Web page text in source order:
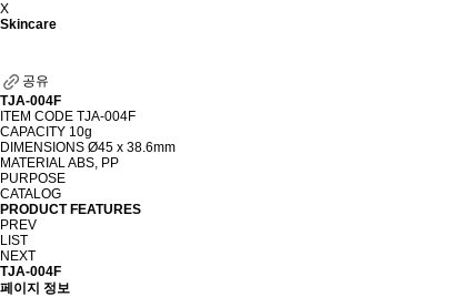
X
Skincare
공유
TJA-004F
ITEM CODE TJA-004F
CAPACITY 10g
DIMENSIONS Ø45 x 38.6mm
MATERIALABS, PP
PURPOSE
CATALOG
PRODUCT FEATURES
PREV
LIST
NEXT
TJA-004F
페이지 정보